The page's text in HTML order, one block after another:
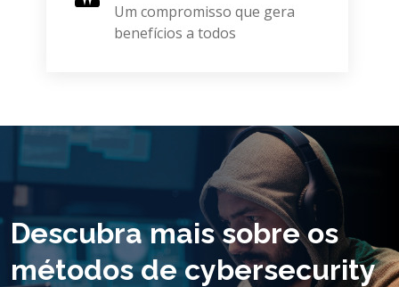
Um compromisso que gera
benefícios a todos
Descubra mais sobre os
métodos de cybersecurity